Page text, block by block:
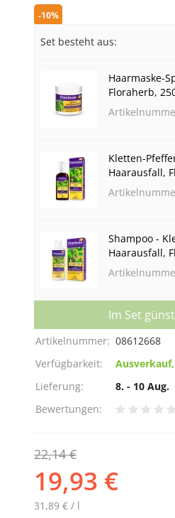
-10%
Set besteht aus:
Haarmaske-
Floraherb,
Kletten-
Haarausfall,
Shampoo -
Haarausfall,
Im Set
Artikelnummer: 08612668
Verfügbarkeit:
Lieferung:
8. - 10 Aug.
Bewertungen:
22,14 €
19,93 €
31,89 € / l